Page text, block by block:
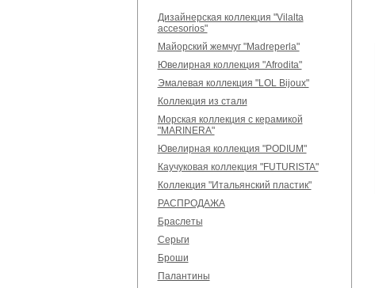
Дизайнерская коллекция "Vilalta
accesorios"
Майорский жемчуг "Madreperla"
Ювелирная коллекция "Afrodita"
Эмалевая коллекция "LOL Bijoux"
Коллекция из стали
Морская коллекция с керамикой
"MARINERA"
Ювелирная коллекция "PODIUM"
Каучуковая коллекция "FUTURISTA"
Коллекция "Итальянский пластик"
РАСПРОДАЖА
Браслеты
Серьги
Броши
Палантины